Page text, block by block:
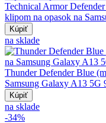
Technical Armor
klipom na opasok na
Kúpiť
na sklade
Thunder Defender Blue
Samsung Galaxy A13 5G
Kúpiť
na sklade
-34%